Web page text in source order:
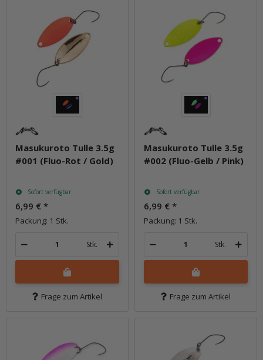
Masukuroto Tulle 3.5g
#001 (Fluo-Rot / Gold)
Sofort verfügbar
6,99 € *
Packung: 1 Stk.
Stk.
Frage zum Artikel
Masukuroto Tulle 3.5g
#002 (Fluo-Gelb / Pink)
Sofort verfügbar
6,99 € *
Packung: 1 Stk.
Stk.
Frage zum Artikel